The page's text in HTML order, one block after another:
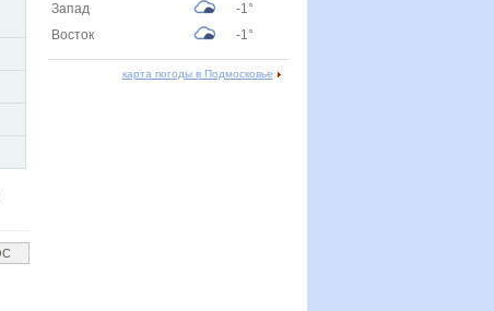
Запад
-1°
Восток
-1°
карта погоды в Подмосковье